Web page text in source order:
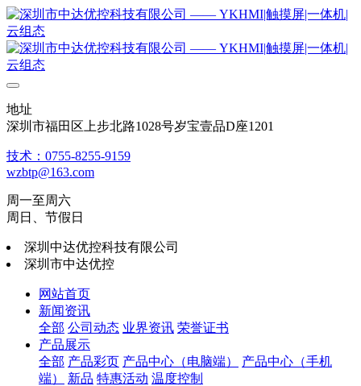
地址
深圳市福田区上步北路1028号岁宝壹品D座1201
技术：0755-8255-9159
wzbtp@163.com
周一至周六
周日、节假日
深圳中达优控科技有限公司
深圳市中达优控
网站首页
新闻资讯
全部 公司动态 业界资讯 荣誉证书
产品展示
全部 产品彩页 产品中心（电脑端）
产品中心（手机
端）
新品 特惠活动 温度控制